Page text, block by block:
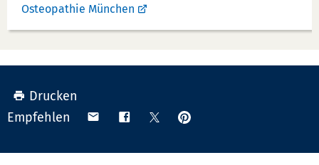
Osteopathie München
Drucken
Empfehlen
Teilen Teilen TeilenAnpinnen